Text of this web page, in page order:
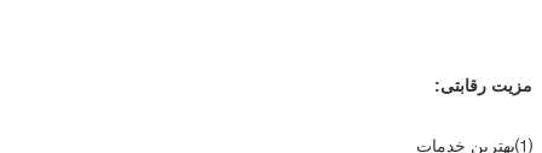
مزیت رقابتی:
⑴بهترین خدمات